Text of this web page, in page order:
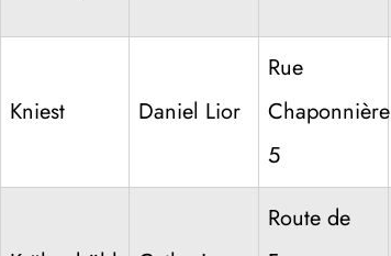
Kniest Daniel Lior
Rue
Chaponnière
5
Route de